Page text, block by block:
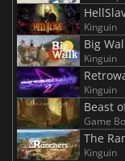
Kinguin
Big
Kinguin
Kinguin
Beast
Game
The
Kinguin